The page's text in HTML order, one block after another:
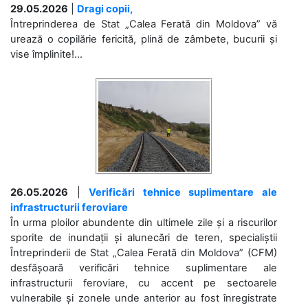
29.05.2026
Dragi copii,
Întreprinderea de Stat „Calea Ferată din Moldova” vă
urează o copilărie fericită, plină de zâmbete, bucurii și
vise împlinite!...
26.05.2026 |Verificări tehnice suplimentare ale
infrastructurii feroviare
În urma ploilor abundente din ultimele zile și a riscurilor
sporite de inundații și alunecări de teren, specialiștii
Întreprinderii de Stat „Calea Ferată din Moldova” (CFM)
desfășoară verificări tehnice suplimentare ale
infrastructurii feroviare, cu accent pe sectoarele
vulnerabile și zonele unde anterior au fost înregistrate